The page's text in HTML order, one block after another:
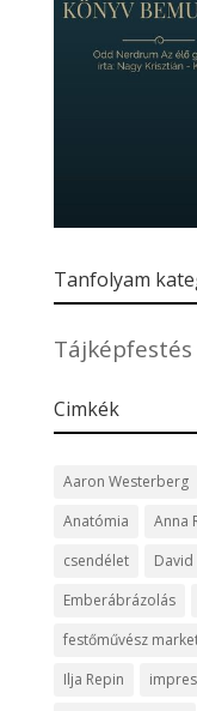
Tanfolyam
Tájképfestés
Cimkék
Aaron Westerberg
Anatómia
Anna
csendélet
David
Emberábrázolás
festőművész
Ilja Repin